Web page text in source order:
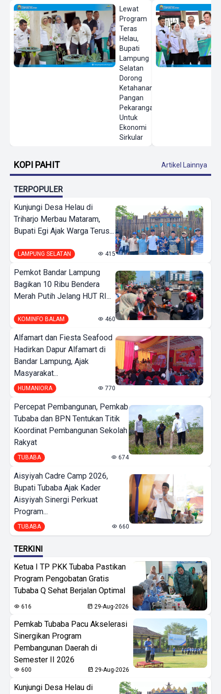
Lewat
Program
Teras
Helau,
Bupati
Lampung
Selatan
Dorong
Ketahanan
Pangan
Pekarangan
Untuk
Ekonomi
Sirkular
KOPI PAHIT Artikel Lainnya
TERPOPULER
Kunjungi Desa Helau di
Triharjo Merbau Mataram,
Bupati Egi Ajak Warga Terus...
LAMPUNG SELATAN 415
Pemkot Bandar Lampung
Bagikan 10 Ribu Bendera
Merah Putih Jelang HUT RI...
KOMINFO BALAM 460
Alfamart dan Fiesta Seafood
Hadirkan Dapur Alfamart di
Bandar Lampung, Ajak
Masyarakat...
HUMANIORA 770
Percepat Pembangunan, Pemkab
Tubaba dan BPN Tentukan Titik
Koordinat Pembangunan Sekolah
Rakyat
TUBABA 674
Aisyiyah Cadre Camp 2026,
Bupati Tubaba Ajak Kader
Aisyiyah Sinergi Perkuat
Program...
TUBABA 660
TERKINI
Ketua I TP PKK Tubaba Pastikan
Program Pengobatan Gratis
Tubaba Q Sehat Berjalan Optimal
616 29-Aug-2026
Pemkab Tubaba Pacu Akselerasi
Sinergikan Program
Pembangunan Daerah di
Semester II 2026
600 29-Aug-2026
Kunjungi Desa Helau di